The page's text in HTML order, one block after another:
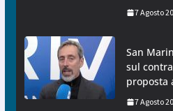
7 Agosto
San
sul
proposta
7 Agosto